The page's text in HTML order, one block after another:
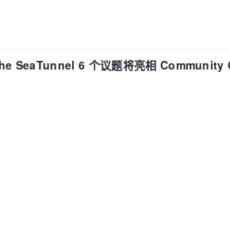
SeaTunnel 6 个议题将亮相 Community